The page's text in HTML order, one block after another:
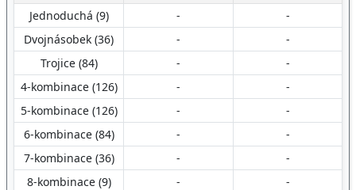
Jednoduchá (9)
-
-
Dvojnásobek (36)
-
-
Trojice (84)
-
-
4-kombinace (126)
-
-
5-kombinace (126)
-
-
6-kombinace (84)
-
-
7-kombinace (36)
-
-
8-kombinace (9)
-
-